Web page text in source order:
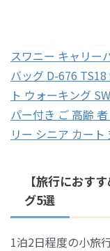
スワニー キャリー
バッグ D-676
ト ウォーキング
パー付き ご 高齢
リー シニア カー
【旅行におす
グ5選
1泊2日程度の小旅